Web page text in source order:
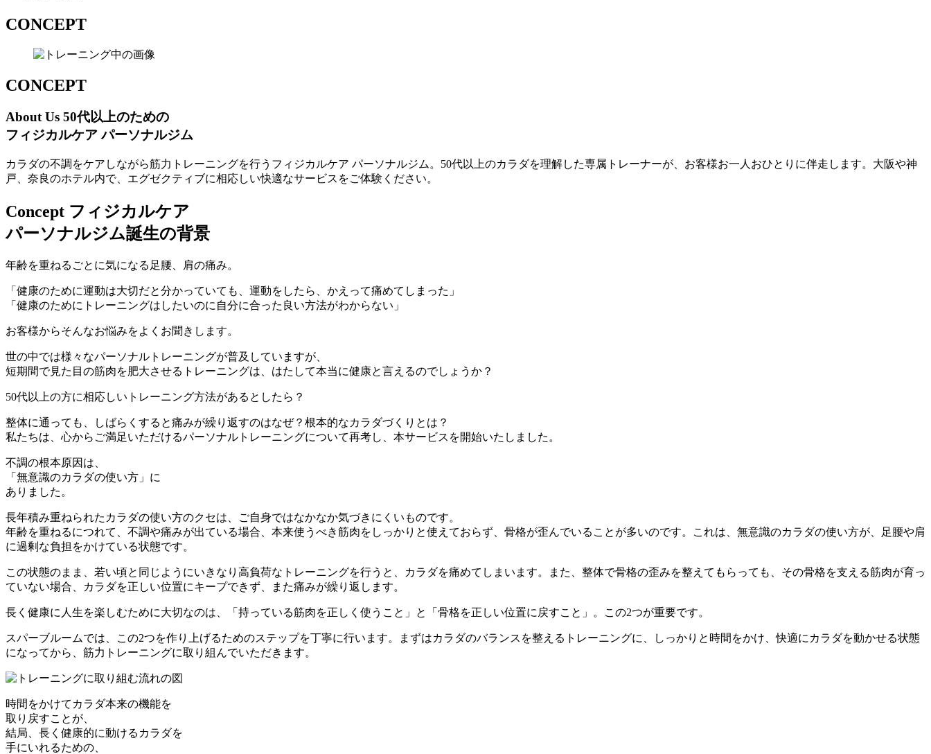
CONCEPT
CONCEPT
About Us 50代以上のための
フィジカルケア パーソナルジム
カラダの不調をケアしながら筋力トレーニングを行うフィジカルケア パーソナルジム。50代以上のカラダを理解した専属トレーナーが、お客様お一人おひとりに伴走します。大阪や神
戸、奈良のホテル内で、エグゼクティブに相応しい快適なサービスをご体験ください。
Concept フィジカルケア
パーソナルジム誕生の背景
年齢を重ねるごとに気になる足腰、肩の痛み。
「健康のために運動は大切だと分かっていても、運動をしたら、かえって痛めてしまった」
「健康のためにトレーニングはしたいのに自分に合った良い方法がわからない」
お客様からそんなお悩みをよくお聞きします。
世の中では様々なパーソナルトレーニングが普及していますが、
短期間で見た目の筋肉を肥大させるトレーニングは、はたして本当に健康と言えるのでしょうか？
50代以上の方に相応しいトレーニング方法があるとしたら？
整体に通っても、しばらくすると痛みが繰り返すのはなぜ？根本的なカラダづくりとは？
私たちは、心からご満足いただけるパーソナルトレーニングについて再考し、本サービスを開始いたしました。
不調の根本原因は、
「無意識のカラダの使い方」に
ありました。
長年積み重ねられたカラダの使い方のクセは、ご自身ではなかなか気づきにくいものです。
年齢を重ねるにつれて、不調や痛みが出ている場合、本来使うべき筋肉をしっかりと使えておらず、骨格が歪んでいることが多いのです。これは、無意識のカラダの使い方が、足腰や肩
に過剰な負担をかけている状態です。
この状態のまま、若い頃と同じようにいきなり高負荷なトレーニングを行うと、カラダを痛めてしまいます。また、整体で骨格の歪みを整えてもらっても、その骨格を支える筋肉が育っ
ていない場合、カラダを正しい位置にキープできず、また痛みが繰り返します。
長く健康に人生を楽しむために大切なのは、「持っている筋肉を正しく使うこと」と「骨格を正しい位置に戻すこと」。この2つが重要です。
スパーブルームでは、この2つを作り上げるためのステップを丁寧に行います。まずはカラダのバランスを整えるトレーニングに、しっかりと時間をかけ、快適にカラダを動かせる状態
になってから、筋力トレーニングに取り組んでいただきます。
時間をかけてカラダ本来の機能を
取り戻すことが、
結局、長く健康的に動けるカラダを
手にいれるための、